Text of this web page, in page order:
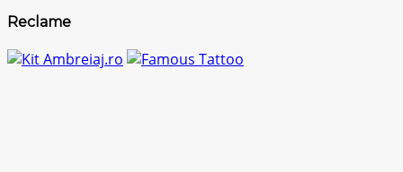
Reclame